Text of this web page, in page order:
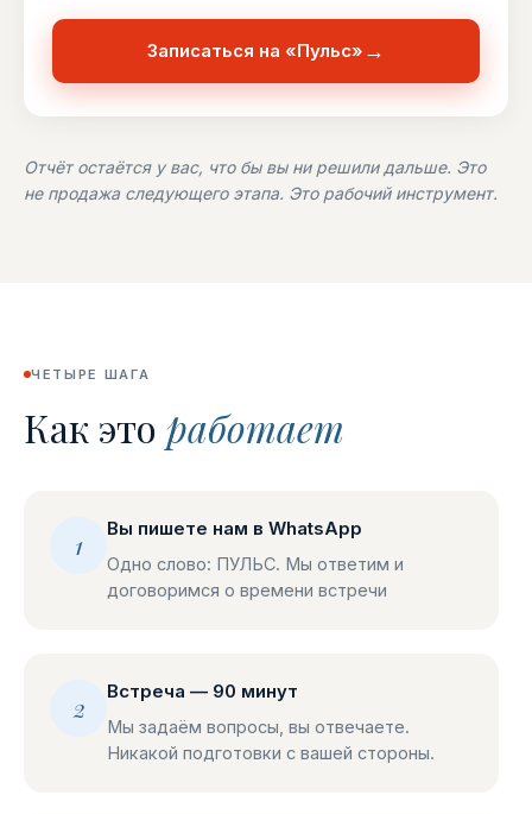
Записаться на «Пульс» →
Отчёт остаётся у вас, что бы вы ни решили дальше. Это
не продажа следующего этапа. Это рабочий инструмент.
ЧЕТЫРЕ ШАГА
Как это работает
1
Вы пишете нам в WhatsApp
Одно слово: ПУЛЬС. Мы ответим и
договоримся о времени встречи
2
Встреча — 90 минут
Мы задаём вопросы, вы отвечаете.
Никакой подготовки с вашей стороны.